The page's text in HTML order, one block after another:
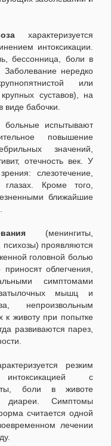
характеризуется
интоксикации.
бессонница, боли в
Заболевание нередко
или
суставов), на
виде бабочки.
больные испытывают
повышение
значений,
отечность век. У
слезотечение,
Кроме того,
ближайшие
(менингиты,
проявляются
головной болью
облегчения,
симптомами
затылочных мышц и
непроизвольным
к животу при попытке
развиваются парез,
резким
с
боли в животе
диареи. Симптомы
считается одной
лечении